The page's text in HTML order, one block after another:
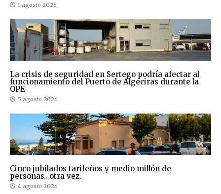
1 agosto 2026
La crisis de seguridad en Sertego podría afectar al
funcionamiento del Puerto de Algeciras durante la
OPE
5 agosto 2026
Cinco jubilados tarifeños y medio millón de
personas…otra vez.
4 agosto 2026